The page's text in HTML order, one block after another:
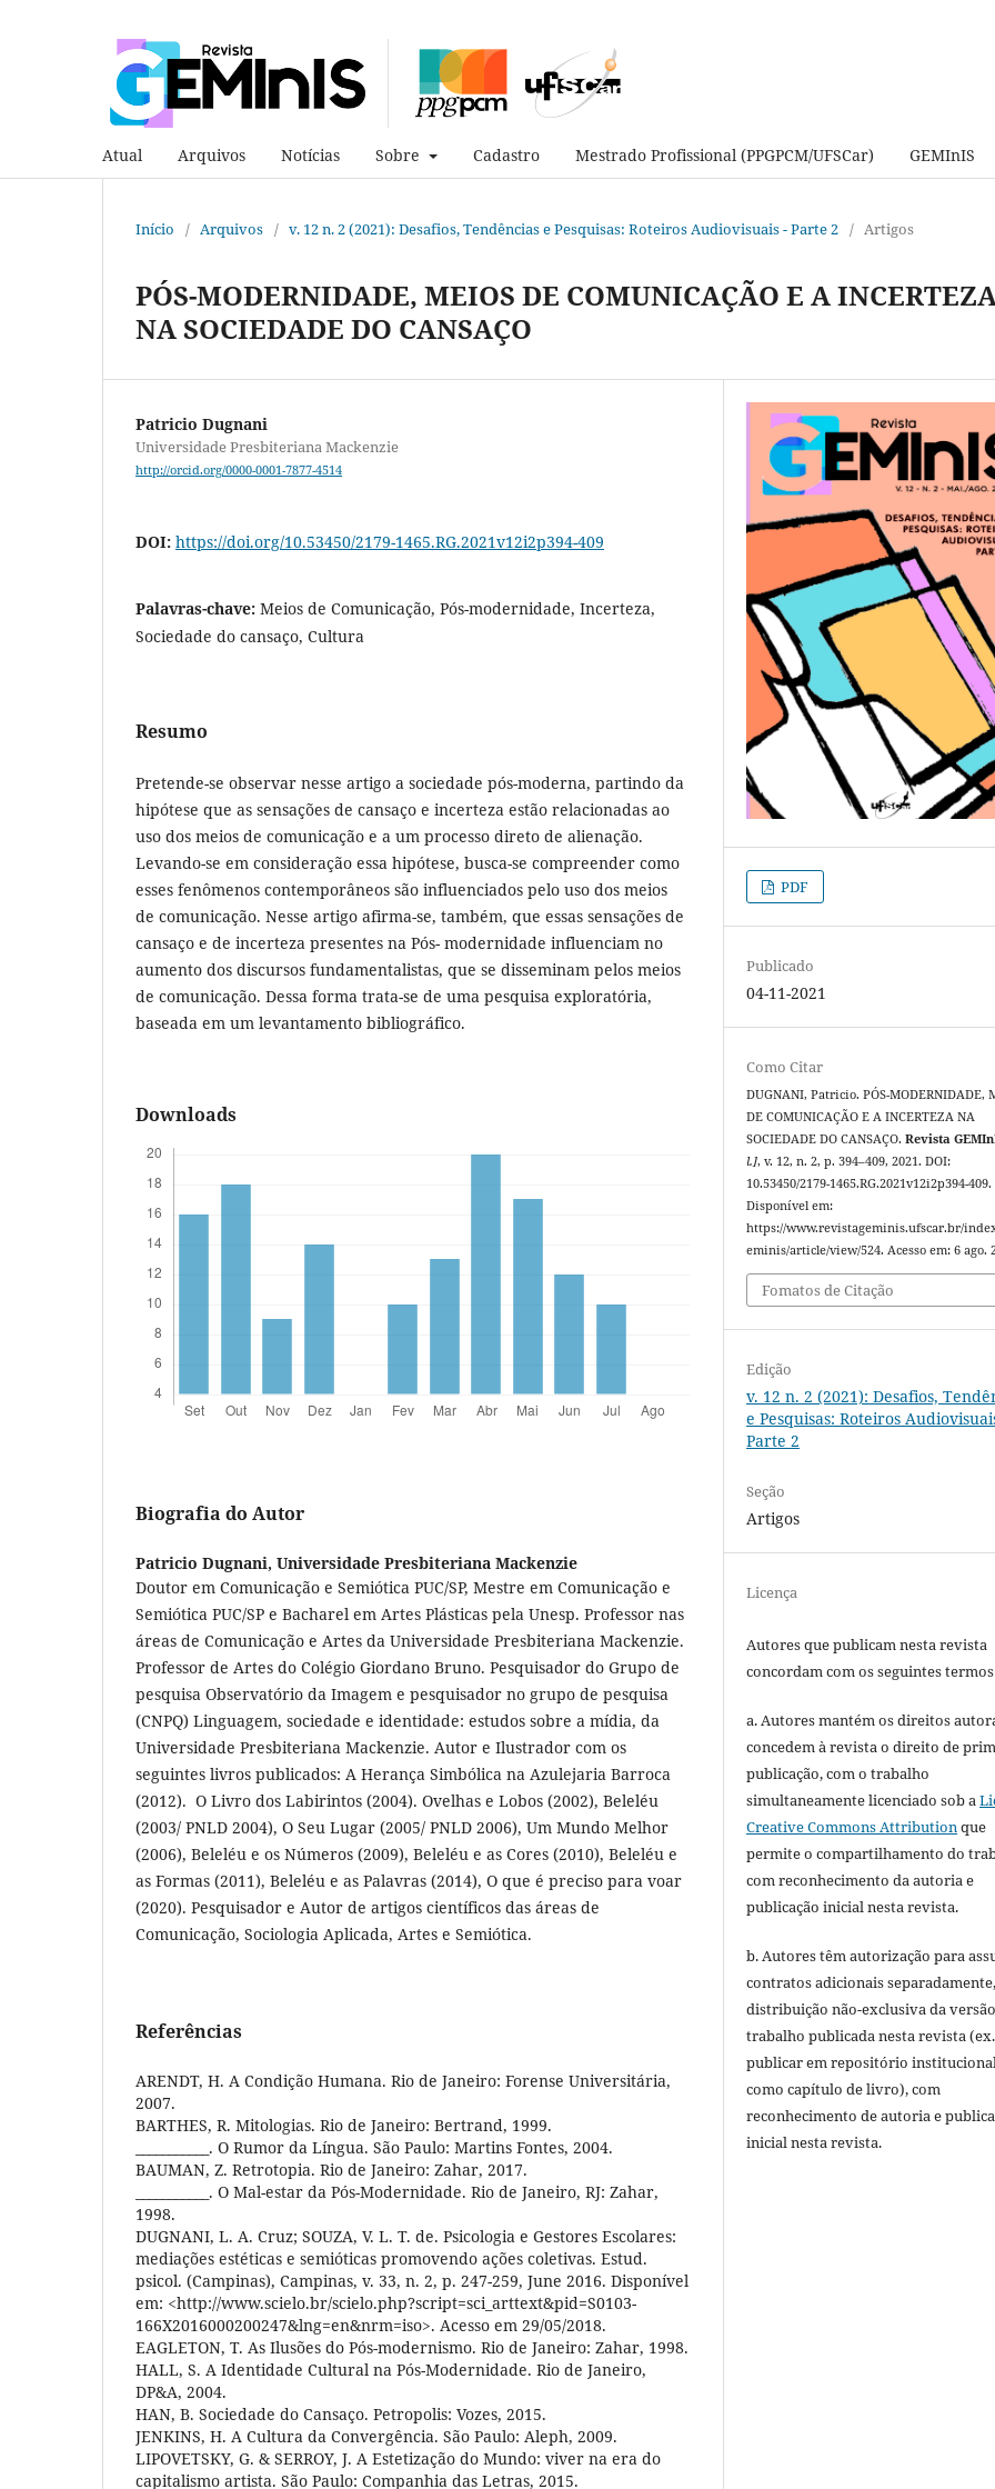
Atual Arquivos Notícias Sobre Cadastro Mestrado Profissional (PPGPCM/UFSCar) GEMInIS
Início / Arquivos / v. 12 n. 2 (2021): Desafios, Tendências e Pesquisas: Roteiros Audiovisuais - Parte 2 / Artigos
PÓS-MODERNIDADE, MEIOS DE COMUNICAÇÃO E A
NA SOCIEDADE DO CANSAÇO
Patricio Dugnani
Universidade Presbiteriana Mackenzie
http://orcid.org/0000-0001-7877-4514
DOI: https://doi.org/10.53450/2179-1465.RG.2021v12i2p394-409
Palavras-chave: Meios de Comunicação, Pós-modernidade, Incerteza,
Sociedade do cansaço, Cultura
Resumo
Pretende-se observar nesse artigo a sociedade pós-moderna, partindo da
hipótese que as sensações de cansaço e incerteza estão relacionadas ao
uso dos meios de comunicação e a um processo direto de alienação.
Levando-se em consideração essa hipótese, busca-se compreender como
esses fenômenos contemporâneos são influenciados pelo uso dos meios
de comunicação. Nesse artigo afirma-se, também, que essas sensações de
cansaço e de incerteza presentes na Pós- modernidade influenciam no
aumento dos discursos fundamentalistas, que se disseminam pelos meios
de comunicação. Dessa forma trata-se de uma pesquisa exploratória,
baseada em um levantamento bibliográfico.
Downloads
Biografia do Autor
Patricio Dugnani, Universidade Presbiteriana Mackenzie
Doutor em Comunicação e Semiótica PUC/SP, Mestre em Comunicação e
Semiótica PUC/SP e Bacharel em Artes Plásticas pela Unesp. Professor nas
áreas de Comunicação e Artes da Universidade Presbiteriana Mackenzie.
Professor de Artes do Colégio Giordano Bruno. Pesquisador do Grupo de
pesquisa Observatório da Imagem e pesquisador no grupo de pesquisa
(CNPQ) Linguagem, sociedade e identidade: estudos sobre a mídia, da
Universidade Presbiteriana Mackenzie. Autor e Ilustrador com os
seguintes livros publicados: A Herança Simbólica na Azulejaria Barroca
(2012). O Livro dos Labirintos (2004). Ovelhas e Lobos (2002), Beleléu
(2003/ PNLD 2004), O Seu Lugar (2005/ PNLD 2006), Um Mundo Melhor
(2006), Beleléu e os Números (2009), Beleléu e as Cores (2010), Beleléu e
as Formas (2011), Beleléu e as Palavras (2014), O que é preciso para voar
(2020). Pesquisador e Autor de artigos científicos das áreas de
Comunicação, Sociologia Aplicada, Artes e Semiótica.
Referências
ARENDT, H. A Condição Humana. Rio de Janeiro: Forense Universitária,
2007.
BARTHES, R. Mitologias. Rio de Janeiro: Bertrand, 1999.
___________. O Rumor da Língua. São Paulo: Martins Fontes, 2004.
BAUMAN, Z. Retrotopia. Rio de Janeiro: Zahar, 2017.
___________. O Mal-estar da Pós-Modernidade. Rio de Janeiro, RJ: Zahar,
1998.
DUGNANI, L. A. Cruz; SOUZA, V. L. T. de. Psicologia e Gestores Escolares:
mediações estéticas e semióticas promovendo ações coletivas. Estud.
psicol. (Campinas), Campinas, v. 33, n. 2, p. 247-259, June 2016. Disponível
em: <http://www.scielo.br/scielo.php?script=sci_arttext&pid=S0103-
166X2016000200247&lng=en&nrm=iso>. Acesso em 29/05/2018.
EAGLETON, T. As Ilusões do Pós-modernismo. Rio de Janeiro: Zahar, 1998.
HALL, S. A Identidade Cultural na Pós-Modernidade. Rio de Janeiro,
DP&A, 2004.
HAN, B. Sociedade do Cansaço. Petropolis: Vozes, 2015.
JENKINS, H. A Cultura da Convergência. São Paulo: Aleph, 2009.
LIPOVETSKY, G. & SERROY, J. A Estetização do Mundo: viver na era do
capitalismo artista. São Paulo: Companhia das Letras, 2015.
PDF
Publicado
04-11-2021
Como Citar
DUGNANI, Patricio. PÓS-MODERNIDADE,
DE COMUNICAÇÃO E A INCERTEZA NA
SOCIEDADE DO CANSAÇO.Revista
l.], v. 12, n. 2, p. 394–409, 2021. DOI:
10.53450/2179-1465.RG.2021v12i2p394-409.
Disponível em:
https://www.revistageminis.ufscar.br/
eminis/article/view/524. Acesso em: 6 ago.
Fomatos de Citação
Edição
v. 12 n. 2 (2021): Desafios,
e Pesquisas: Roteiros
Parte 2
Seção
Artigos
Licença
Autores que publicam nesta revista
concordam com os seguintes
a. Autores mantém os direitos
concedem à revista o direito de
publicação, com o trabalho
simultaneamente licenciado sob a
Creative Commons Attributionque
permite o compartilhamento do
com reconhecimento da autoria e
publicação inicial nesta revista.
b. Autores têm autorização para
contratos adicionais
distribuição não-exclusiva da
trabalho publicada nesta revista
publicar em repositório
como capítulo de livro), com
reconhecimento de autoria e
inicial nesta revista.